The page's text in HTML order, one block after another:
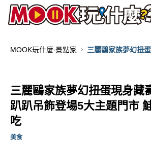
MOOK玩什麼‧景點家
三麗鷗家族夢幻扭
三麗鷗家族夢幻扭蛋現身藏
趴趴吊飾登場5大主題門市
吃
美食